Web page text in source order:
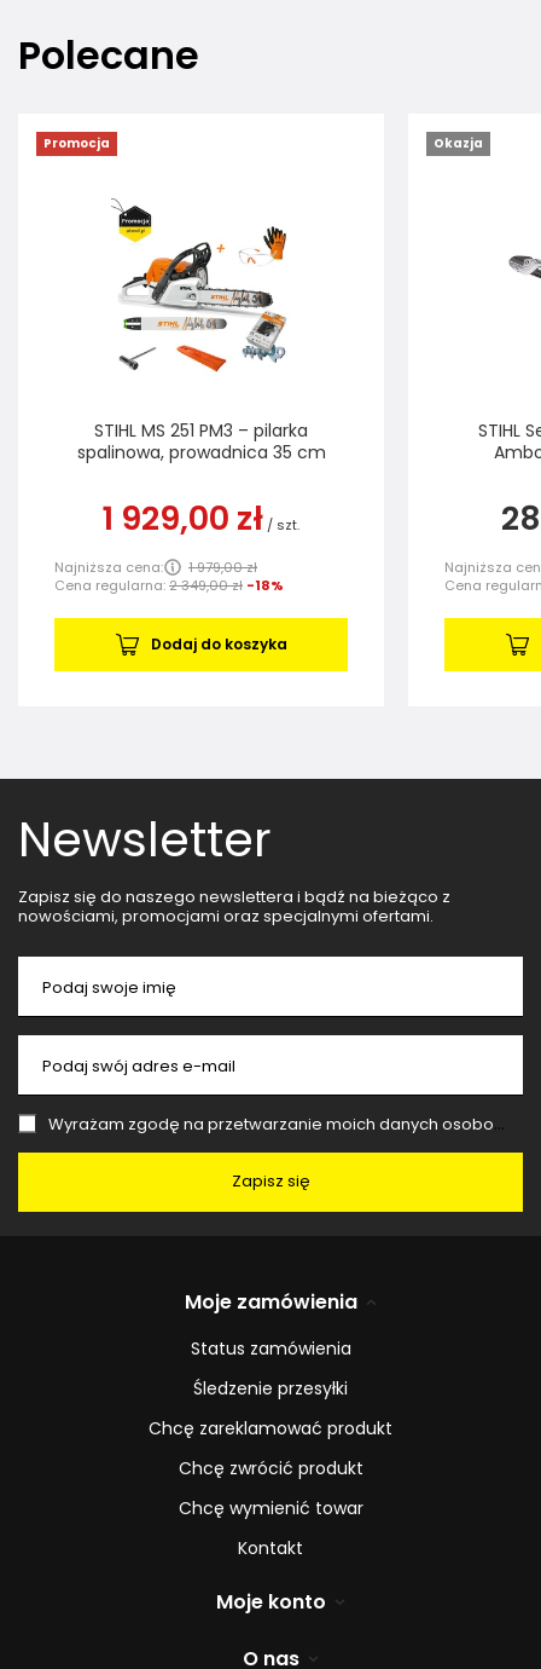
Polecane
Promocja
STIHL MS 251 PM3 – pilarka
spalinowa, prowadnica 35 cm
1 929,00 zł / szt.
Najniższa cena:
1 979,00 zł
Cena regularna:2 349,00 zł -18%
Dodaj do koszyka
Okazja
STIHL
Najniższa
Cena
Newsletter
Zapisz się do naszego newslettera i bądź na bieżąco z
nowościami, promocjami oraz specjalnymi ofertami.
Podaj swoje imię
Podaj swój adres e-mail
Wyrażam zgodę na przetwarzanie moich danych osobowych (adres e-mail) na potrzeby wysyłki newslettera z informacją handlową (marketing). Więcej w
Zapisz się
Moje zamówienia
Status zamówienia
Śledzenie przesyłki
Chcę zareklamować produkt
Chcę zwrócić produkt
Chcę wymienić towar
Kontakt
Moje konto
O nas